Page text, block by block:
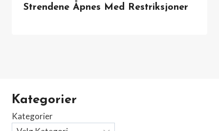
Strendene Åpnes Med Restriksjoner
Kategorier
Kategorier